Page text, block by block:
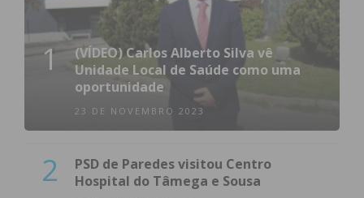
1
(VÍDEO) Carlos Alberto Silva vê
Unidade Local de Saúde como uma
oportunidade
23 DE NOVEMBRO 2023
2
PSD de Paredes visitou Centro
Hospital do Tâmega e Sousa